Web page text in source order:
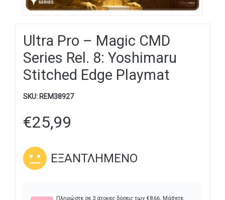
Ultra Pro – Magic CMD
Series Rel. 8: Yoshimaru
Stitched Edge Playmat
SKU: REM38927
€25,99
ΕΞΑΝΤΛΗΜΈΝΟ
Πληρώστε σε 3 άτοκες δόσεις των €8,66. Μάθετε